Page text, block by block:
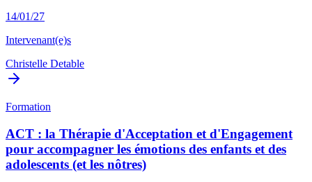
14/01/27
Intervenant(e)s
Christelle Detable
Formation
ACT : la Thérapie d'Acceptation et d'Engagement
pour accompagner les émotions des enfants et des
adolescents (et les nôtres)